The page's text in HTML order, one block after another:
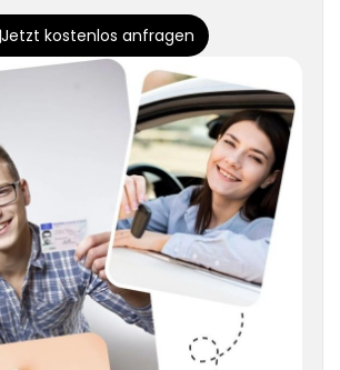
Jetzt kostenlos anfragen